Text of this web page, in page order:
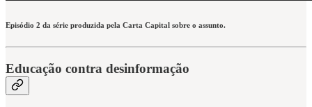
Episódio 2 da série produzida pela Carta Capital sobre o assunto.
Educação contra desinformação